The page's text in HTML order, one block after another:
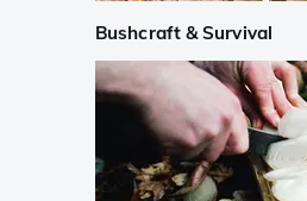
Bushcraft & Survival